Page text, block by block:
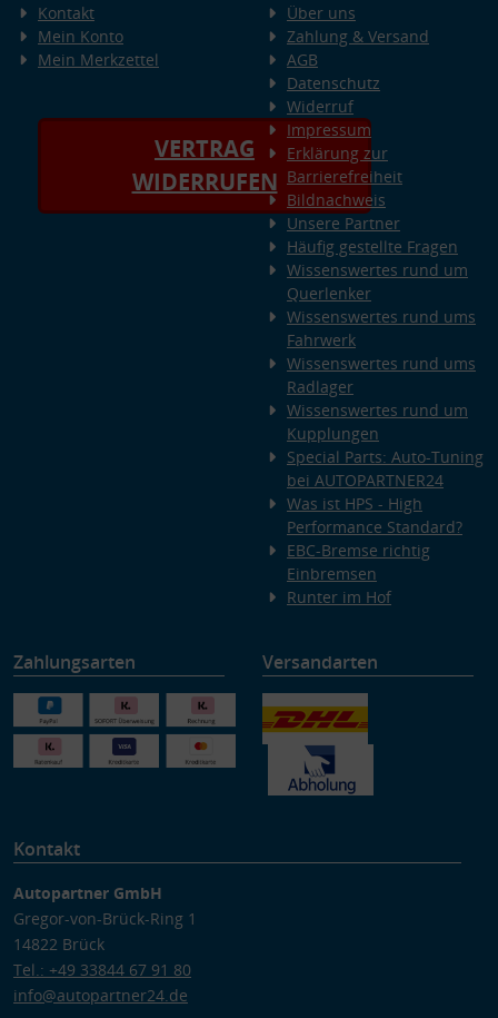
Kontakt
Mein Konto
Mein Merkzettel
VERTRAG
WIDERRUFEN
Über uns
Zahlung & Versand
AGB
Datenschutz
Widerruf
Impressum
Erklärung zur
Barrierefreiheit
Bildnachweis
Unsere Partner
Häufig gestellte Fragen
Wissenswertes rund um
Querlenker
Wissenswertes rund ums
Fahrwerk
Wissenswertes rund ums
Radlager
Wissenswertes rund um
Kupplungen
Special Parts: Auto-Tuning
bei AUTOPARTNER24
Was ist HPS - High
Performance Standard?
EBC-Bremse richtig
Einbremsen
Runter im Hof
Zahlungsarten Versandarten
Kontakt
Autopartner GmbH
Gregor-von-Brück-Ring 1
14822 Brück
Tel.: +49 33844 67 91 80
info@autopartner24.de